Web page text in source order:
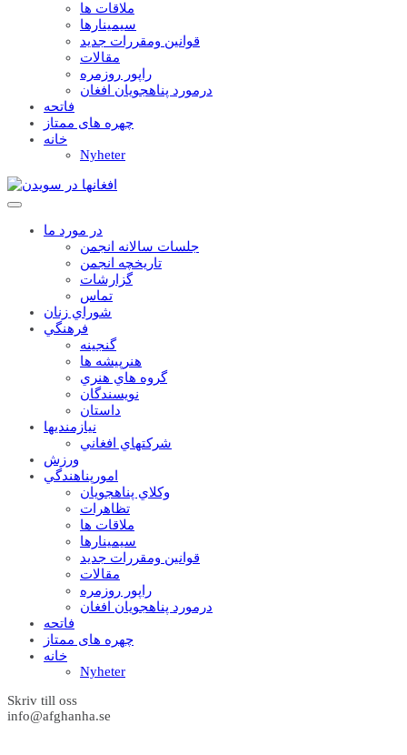
ملاقات ها
سيمينارها
قوانين ومقررات جديد
مقالات
راپور روزمره
درمورد پناهجويان افغان
فاتحه
چهره های ممتاز
خانه
Nyheter
در مورد ما
جلسات سالانه انجمن
تاریخچه انجمن
گزارشات
تماس
شوراي زنان
فرهنگي
گنجينه
هنرپيشه ها
گروه هاي هنري
نويسندگان
داستان
نيازمنديها
شرکتهاي افغاني
ورزش
امورپناهندگي
وکلاي پناهجويان
تظاهرات
ملاقات ها
سيمينارها
قوانين ومقررات جديد
مقالات
راپور روزمره
درمورد پناهجويان افغان
فاتحه
چهره های ممتاز
خانه
Nyheter
Skriv till oss
info@afghanha.se